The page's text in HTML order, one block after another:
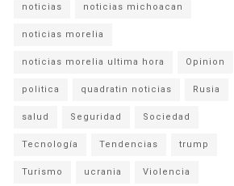
noticias noticias michoacan
noticias morelia
noticias morelia ultima hora Opinion
politica quadratin noticias Rusia
salud Seguridad Sociedad
Tecnología Tendencias trump
Turismo ucrania Violencia